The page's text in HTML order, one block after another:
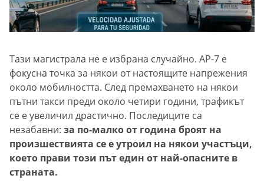
Тази магистрала не е избрана случайно. AP-7 е
фокусна точка за някои от настоящите напрежения
около мобилността. След премахването на някои
пътни такси преди около четири години, трафикът
се е увеличил драстично. Последиците са
незабавни: за по-малко от година броят на
произшествията се е утроил на някои участъци,
което прави този път един от най-опасните в
страната.